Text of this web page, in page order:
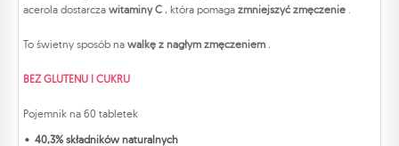
acerola dostarcza witaminy C , która pomaga zmniejszyć zmęczenie
To świetny sposób na walkę z nagłym zmęczeniem
BEZ GLUTENU I CUKRU
Pojemnik na 60 tabletek
40,3% składników naturalnych